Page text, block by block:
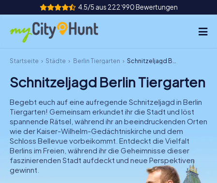
4.5/5 aus 222‘990 Bewertungen
So funktioniert's
Städte
Touren
Teamevent
Tickets
DE
Startseite Städte Berlin Tiergarten Schnitzeljagd Berlin Tiergarten
Schnitzeljagd Berlin Tiergarten
Begebt euch auf eine aufregende Schnitzeljagd in Berlin
Tiergarten! Gemeinsam erkundet ihr die Stadt und löst
spannende Rätsel, während ihr an beeindruckenden Orten
wie der Kaiser-Wilhelm-Gedächtniskirche und dem
Schloss Bellevue vorbeikommt. Entdeckt die Vielfalt
Berlins im Freien, während ihr die Geheimnisse dieser
faszinierenden Stadt aufdeckt und neue Perspektiven
gewinnt.